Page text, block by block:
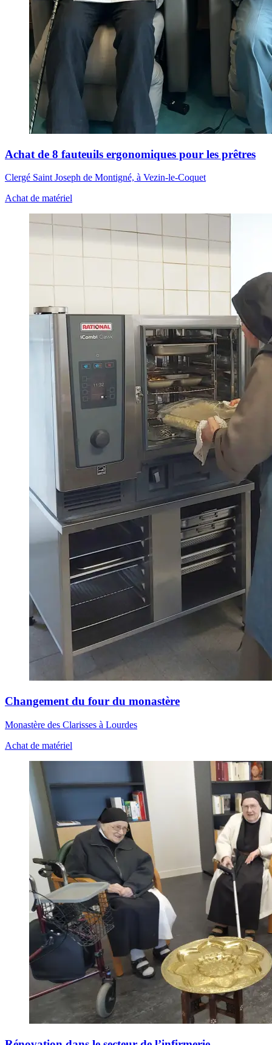
Achat de 8 fauteuils ergonomiques pour les prêtres
Clergé Saint Joseph de Montigné, à Vezin-le-Coquet
Achat de matériel
Changement du four du monastère
Monastère des Clarisses à Lourdes
Achat de matériel